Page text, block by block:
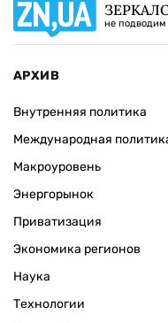
не подводим
АРХИВ
Внутренняя политика
Международная
Макроуровень
Энергорынок
Приватизация
Экономика регионов
Наука
Технологии